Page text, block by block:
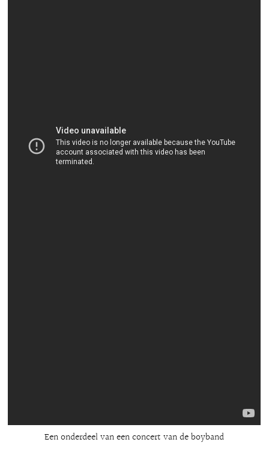
Een onderdeel van een concert van de boyband